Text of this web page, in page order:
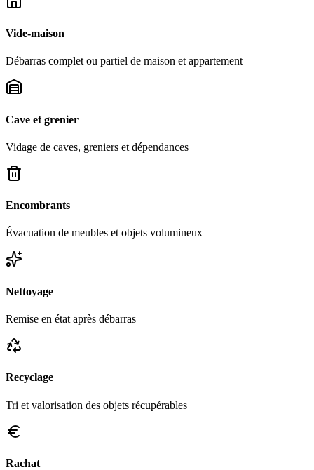
Vide-maison
Débarras complet ou partiel de maison et appartement
Cave et grenier
Vidage de caves, greniers et dépendances
Encombrants
Évacuation de meubles et objets volumineux
Nettoyage
Remise en état après débarras
Recyclage
Tri et valorisation des objets récupérables
Rachat